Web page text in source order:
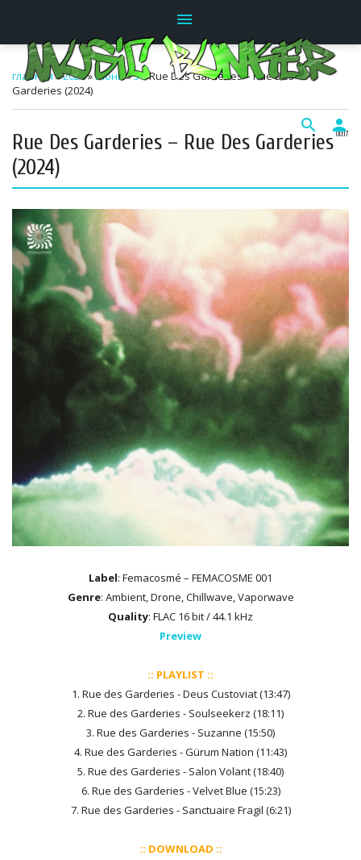
menu
search person
главная»2026»Июнь»3» Rue Des Garderies – Rue Des
Garderies (2024)
00:17
Rue Des Garderies – Rue Des Garderies
(2024)
Label: Femacosmé – FEMACOSME 001
Genre: Ambient, Drone, Chillwave, Vaporwave
Quality: FLAC 16 bit / 44.1 kHz
Preview
:: PLAYLIST ::
1. Rue des Garderies - Deus Custoviat (13:47)
2. Rue des Garderies - Soulseekerz (18:11)
3. Rue des Garderies - Suzanne (15:50)
4. Rue des Garderies - Gürum Nation (11:43)
5. Rue des Garderies - Salon Volant (18:40)
6. Rue des Garderies - Velvet Blue (15:23)
7. Rue des Garderies - Sanctuaire Fragil (6:21)
:: DOWNLOAD ::